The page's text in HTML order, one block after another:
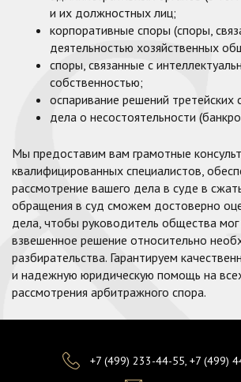
и их должностных лиц;
корпоративные споры (споры,
деятельностью хозяйственных
споры, связанные с
собственностью;
оспаривание решений третейских
дела о несостоятельности
Мы предоставим вам грамотные
квалифицированных специалистов,
рассмотрение вашего дела в суде в
обращения в суд сможем достоверно
дела, чтобы руководитель общества мог
взвешенное решение относительно
разбирательства. Гарантируем
и надежную юридическую помощь на
рассмотрения арбитражного спора.
+7 (499) 233-44-55, +7 (499)